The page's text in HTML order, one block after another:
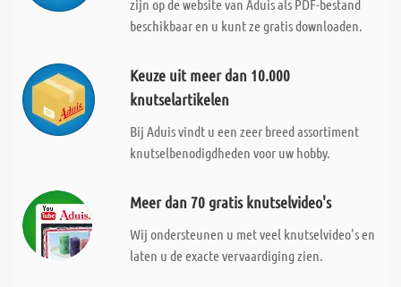
zijn op de website van Aduis als PDF-bestand
beschikbaar en u kunt ze gratis downloaden.
Keuze uit meer dan 10.000
knutselartikelen
Bij Aduis vindt u een zeer breed assortiment
knutselbenodigdheden voor uw hobby.
Meer dan 70 gratis knutselvideo's
Wij ondersteunen u met veel knutselvideo's en
laten u de exacte vervaardiging zien.